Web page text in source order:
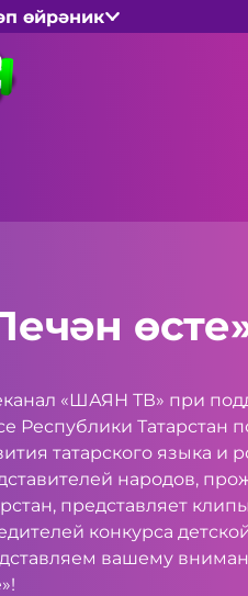
өйрәник
«ШАЯН ТВ» при
Республики Татарстан
татарского языка и
народов,
представляет
конкурса
вашему